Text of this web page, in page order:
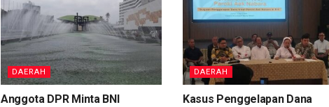
DAERAH
Anggota DPR Minta BNI
DAERAH
Kasus Penggelapan Dana